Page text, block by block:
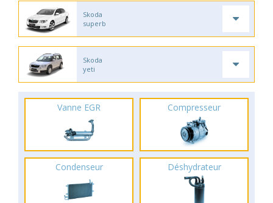
Skoda
superb
Skoda
yeti
Vanne EGR Compresseur
Condenseur Déshydrateur